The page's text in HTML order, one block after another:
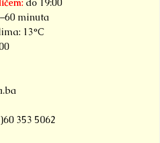
do 19:00
minuta
13°C
353 5062